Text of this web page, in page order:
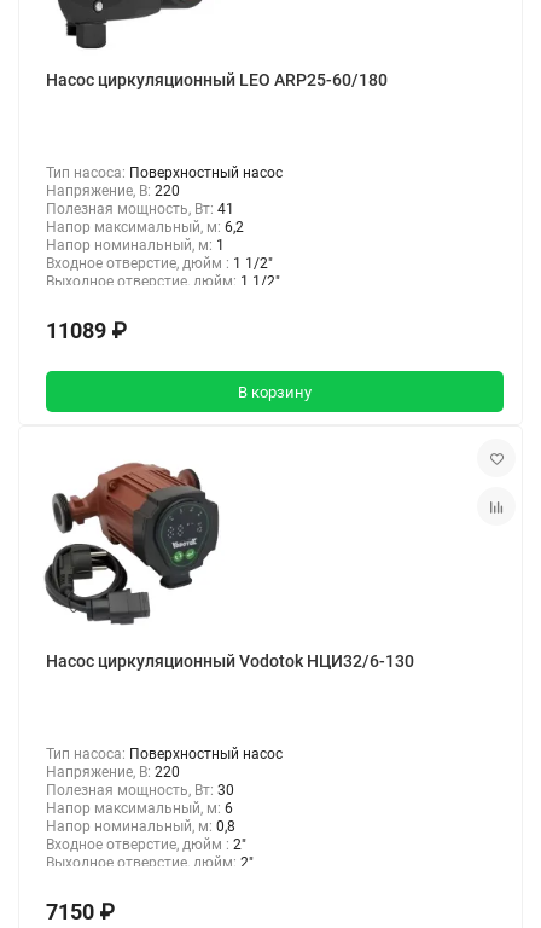
Насос циркуляционный LEO ARP25-60/180
Тип насоса: Поверхностный насос
Напряжение, В: 220
Полезная мощность, Вт: 41
Напор максимальный, м: 6,2
Напор номинальный, м: 1
Входное отверстие, дюйм : 1 1/2"
Выходное отверстие, дюйм: 1 1/2"
11089 ₽
В корзину
Насос циркуляционный Vodotok НЦИ32/6-130
Тип насоса: Поверхностный насос
Напряжение, В: 220
Полезная мощность, Вт: 30
Напор максимальный, м: 6
Напор номинальный, м: 0,8
Входное отверстие, дюйм : 2"
Выходное отверстие, дюйм: 2"
7150 ₽